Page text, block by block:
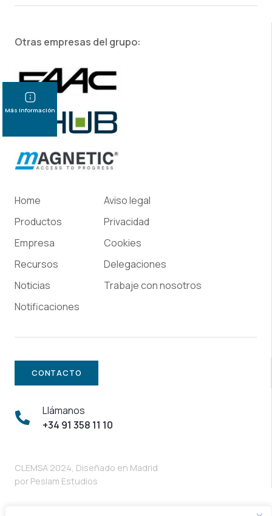
Más información
Otras empresas del grupo:
Home
Productos
Empresa
Recursos
Noticias
Notificaciones
Aviso legal
Privacidad
Cookies
Delegaciones
Trabaje con nosotros
CONTACTO
Llámanos
+34 91 358 11 10
CLEMSA 2024, Diseñado en Madrid
por Peslam Estudios